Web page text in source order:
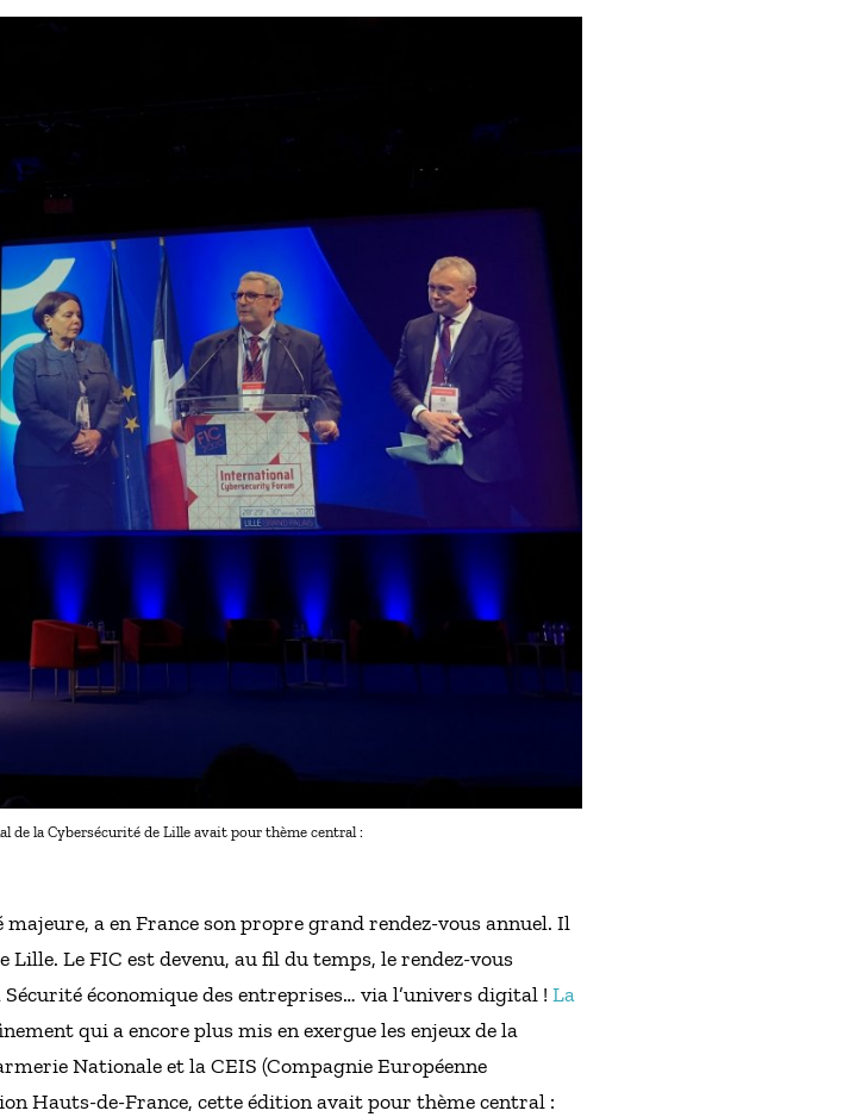
de la Cybersécurité de Lille avait pour thème central :
a en France son propre grand rendez-vous annuel. Il
Le FIC est devenu, au fil du temps, le rendez-vous
économique des entreprises… via l’univers digital ! La
qui a encore plus mis en exergue les enjeux de la
Nationale et la CEIS (Compagnie Européenne
Hauts-de-France, cette édition avait pour thème central :